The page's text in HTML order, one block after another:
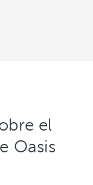
el
Oasis